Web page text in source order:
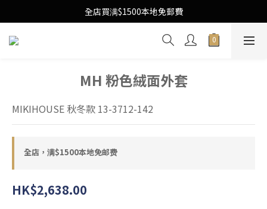
Free Local Shipping Upon $1500 purchase
全店買满$1500本地免郵費
Free Local Shipping Upon $1500 purchase
MH 粉色絨面外套
MIKIHOUSE 秋冬款 13-3712-142
全店，满$1500本地免邮费
HK$2,638.00